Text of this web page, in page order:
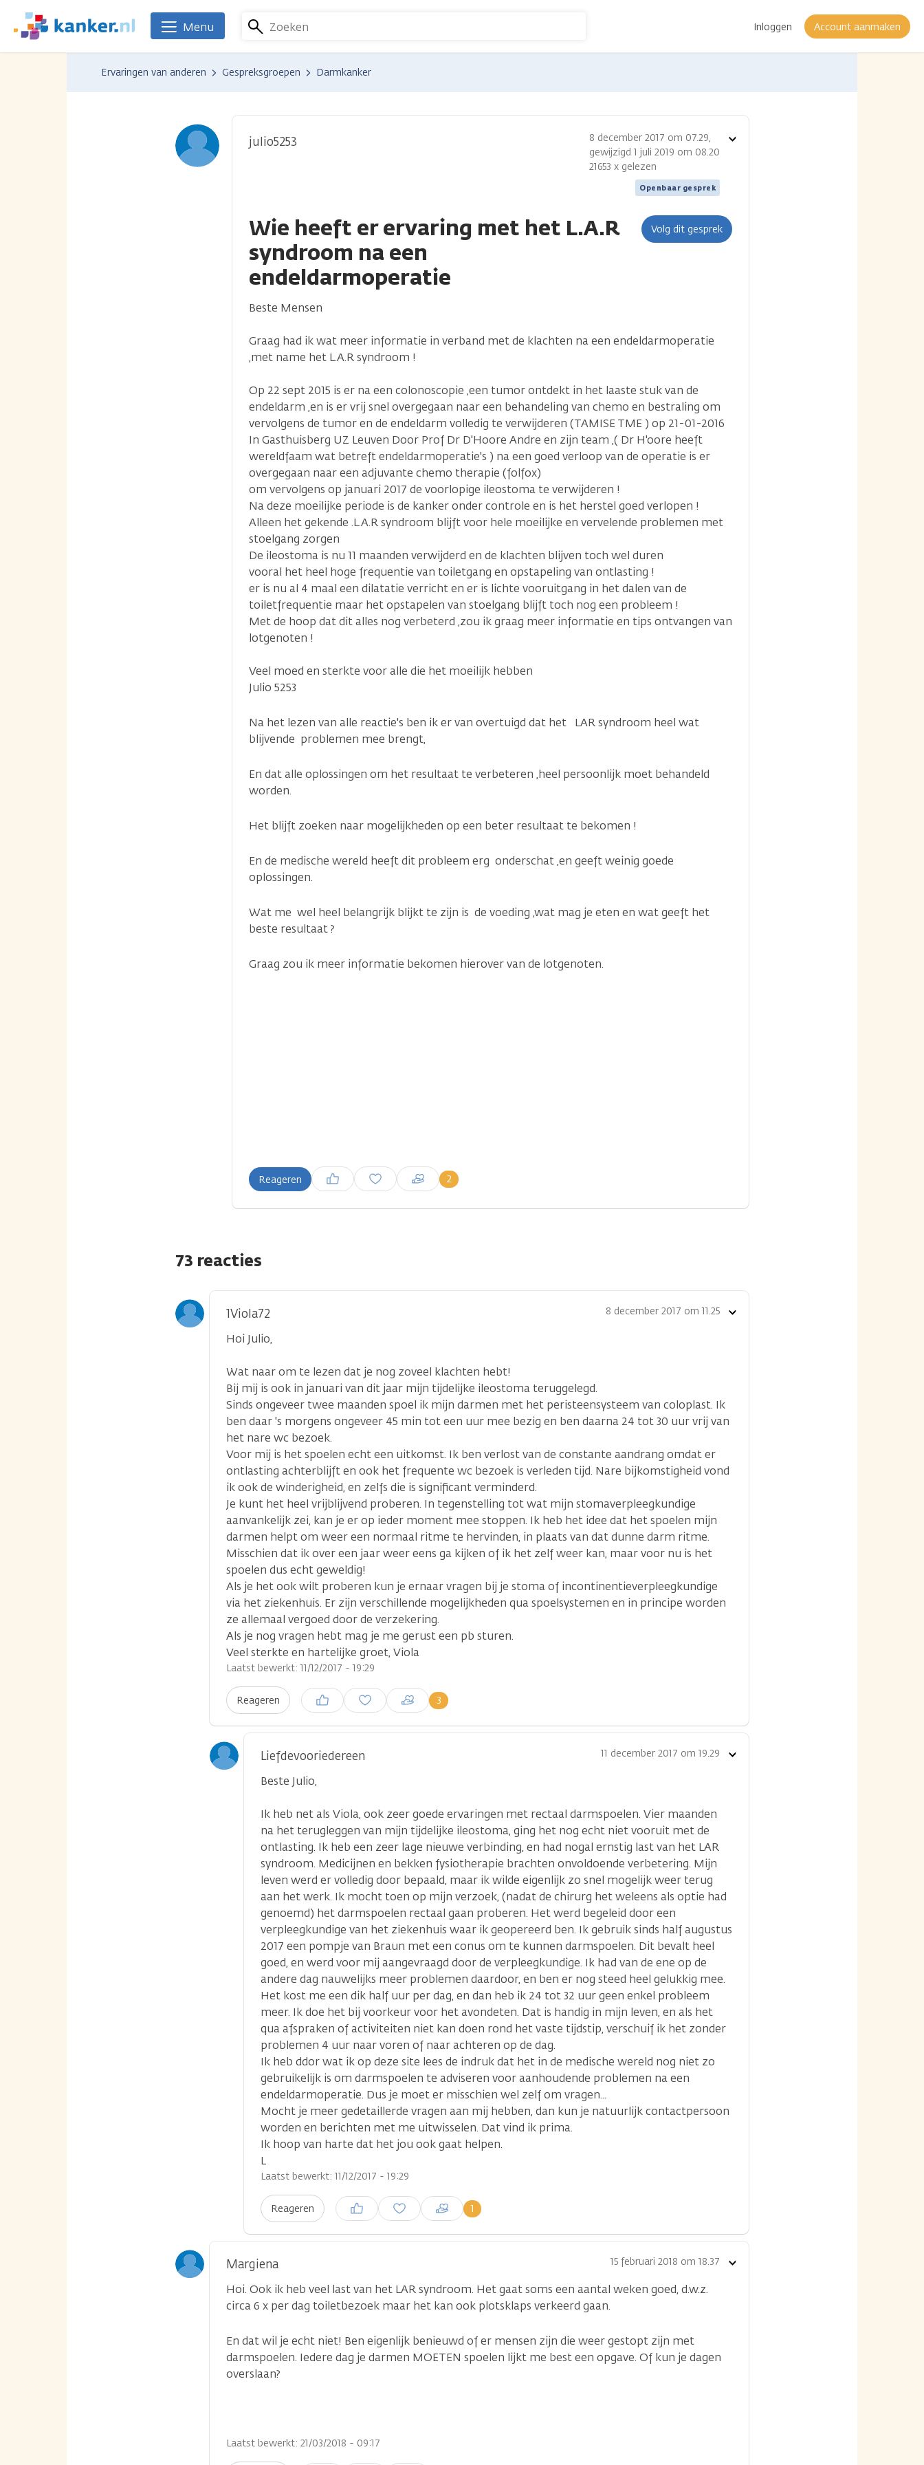
naar
We
zijn
Zoeken Inloggen Account aanmaken
Menu
Ervaringen van anderen Gespreksgroepen Darmkanker
Wie heeft er ervaring met het L.A.R
syndroom na een
endeldarmoperatie
Volg dit gesprek
julio5253
Openbaar gesprek
8 december 2017 om 07.29,
gewijzigd 1 juli 2019 om 08.20
21653 x gelezen
Beste Mensen
Graag had ik wat meer informatie in verband met de klachten na een endeldarmoperatie
,met name het L.A.R syndroom !
Op 22 sept 2015 is er na een colonoscopie ,een tumor ontdekt in het laaste stuk van de
endeldarm ,en is er vrij snel overgegaan naar een behandeling van chemo en bestraling om
vervolgens de tumor en de endeldarm volledig te verwijderen (TAMISE TME ) op 21-01-2016
In Gasthuisberg UZ Leuven Door Prof Dr D'Hoore Andre en zijn team ,( Dr H'oore heeft
wereldfaam wat betreft endeldarmoperatie's ) na een goed verloop van de operatie is er
overgegaan naar een adjuvante chemo therapie (folfox)
om vervolgens op januari 2017 de voorlopige ileostoma te verwijderen !
Na deze moeilijke periode is de kanker onder controle en is het herstel goed verlopen !
Alleen het gekende .L.A.R syndroom blijft voor hele moeilijke en vervelende problemen met
stoelgang zorgen
De ileostoma is nu 11 maanden verwijderd en de klachten blijven toch wel duren
vooral het heel hoge frequentie van toiletgang en opstapeling van ontlasting !
er is nu al 4 maal een dilatatie verricht en er is lichte vooruitgang in het dalen van de
toiletfrequentie maar het opstapelen van stoelgang blijft toch nog een probleem !
Met de hoop dat dit alles nog verbeterd ,zou ik graag meer informatie en tips ontvangen van
lotgenoten !
Veel moed en sterkte voor alle die het moeilijk hebben
Julio 5253
Na het lezen van alle reactie's ben ik er van overtuigd dat het LAR syndroom heel wat
blijvende problemen mee brengt,
En dat alle oplossingen om het resultaat te verbeteren ,heel persoonlijk moet behandeld
worden.
Het blijft zoeken naar mogelijkheden op een beter resultaat te bekomen !
En de medische wereld heeft dit probleem erg onderschat ,en geeft weinig goede
oplossingen.
Wat me wel heel belangrijk blijkt te zijn is de voeding ,wat mag je eten en wat geeft het
beste resultaat ?
Graag zou ik meer informatie bekomen hierover van de lotgenoten.
Reageren 2
Inloggen om een reactie te
plaatsen
Toon
73 reacties
1Viola72 8 december 2017 om 11.25
Hoi Julio,
Wat naar om te lezen dat je nog zoveel klachten hebt!
Bij mij is ook in januari van dit jaar mijn tijdelijke ileostoma teruggelegd.
Sinds ongeveer twee maanden spoel ik mijn darmen met het peristeensysteem van coloplast. Ik
ben daar 's morgens ongeveer 45 min tot een uur mee bezig en ben daarna 24 tot 30 uur vrij van
het nare wc bezoek.
Voor mij is het spoelen echt een uitkomst. Ik ben verlost van de constante aandrang omdat er
ontlasting achterblijft en ook het frequente wc bezoek is verleden tijd. Nare bijkomstigheid vond
ik ook de winderigheid, en zelfs die is significant verminderd.
Je kunt het heel vrijblijvend proberen. In tegenstelling tot wat mijn stomaverpleegkundige
aanvankelijk zei, kan je er op ieder moment mee stoppen. Ik heb het idee dat het spoelen mijn
darmen helpt om weer een normaal ritme te hervinden, in plaats van dat dunne darm ritme.
Misschien dat ik over een jaar weer eens ga kijken of ik het zelf weer kan, maar voor nu is het
spoelen dus echt geweldig!
Als je het ook wilt proberen kun je ernaar vragen bij je stoma of incontinentieverpleegkundige
via het ziekenhuis. Er zijn verschillende mogelijkheden qua spoelsystemen en in principe worden
ze allemaal vergoed door de verzekering.
Als je nog vragen hebt mag je me gerust een pb sturen.
Veel sterkte en hartelijke groet, Viola
Laatst bewerkt: 11/12/2017 - 19:29
Reageren 3
Inloggen om een reactie te
plaatsen
Toon
Liefdevooriedereen 11 december 2017 om 19.29
Beste Julio,
Ik heb net als Viola, ook zeer goede ervaringen met rectaal darmspoelen. Vier maanden
na het terugleggen van mijn tijdelijke ileostoma, ging het nog echt niet vooruit met de
ontlasting. Ik heb een zeer lage nieuwe verbinding, en had nogal ernstig last van het LAR
syndroom. Medicijnen en bekken fysiotherapie brachten onvoldoende verbetering. Mijn
leven werd er volledig door bepaald, maar ik wilde eigenlijk zo snel mogelijk weer terug
aan het werk. Ik mocht toen op mijn verzoek, (nadat de chirurg het weleens als optie had
genoemd) het darmspoelen rectaal gaan proberen. Het werd begeleid door een
verpleegkundige van het ziekenhuis waar ik geopereerd ben. Ik gebruik sinds half augustus
2017 een pompje van Braun met een conus om te kunnen darmspoelen. Dit bevalt heel
goed, en werd voor mij aangevraagd door de verpleegkundige. Ik had van de ene op de
andere dag nauwelijks meer problemen daardoor, en ben er nog steed heel gelukkig mee.
Het kost me een dik half uur per dag, en dan heb ik 24 tot 32 uur geen enkel probleem
meer. Ik doe het bij voorkeur voor het avondeten. Dat is handig in mijn leven, en als het
qua afspraken of activiteiten niet kan doen rond het vaste tijdstip, verschuif ik het zonder
problemen 4 uur naar voren of naar achteren op de dag.
Ik heb ddor wat ik op deze site lees de indruk dat het in de medische wereld nog niet zo
gebruikelijk is om darmspoelen te adviseren voor aanhoudende problemen na een
endeldarmoperatie. Dus je moet er misschien wel zelf om vragen...
Mocht je meer gedetaillerde vragen aan mij hebben, dan kun je natuurlijk contactpersoon
worden en berichten met me uitwisselen. Dat vind ik prima.
Ik hoop van harte dat het jou ook gaat helpen.
L
Laatst bewerkt: 11/12/2017 - 19:29
Reageren 1
Inloggen om een reactie te
plaatsen
Toon
Margiena 15 februari 2018 om 18.37
Hoi. Ook ik heb veel last van het LAR syndroom. Het gaat soms een aantal weken goed, d.w.z.
circa 6 x per dag toiletbezoek maar het kan ook plotsklaps verkeerd gaan.
En dat wil je echt niet! Ben eigenlijk benieuwd of er mensen zijn die weer gestopt zijn met
darmspoelen. Iedere dag je darmen MOETEN spoelen lijkt me best een opgave. Of kun je dagen
overslaan?
Laatst bewerkt: 21/03/2018 - 09:17
Toon